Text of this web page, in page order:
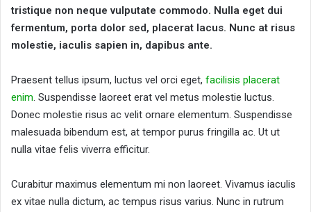
tristique non neque vulputate commodo. Nulla eget dui
fermentum, porta dolor sed, placerat lacus. Nunc at risus
molestie, iaculis sapien in, dapibus ante.
Praesent tellus ipsum, luctus vel orci eget, facilisis placerat
enim. Suspendisse laoreet erat vel metus molestie luctus.
Donec molestie risus ac velit ornare elementum. Suspendisse
malesuada bibendum est, at tempor purus fringilla ac. Ut ut
nulla vitae felis viverra efficitur.
Curabitur maximus elementum mi non laoreet. Vivamus iaculis
ex vitae nulla dictum, ac tempus risus varius. Nunc in rutrum